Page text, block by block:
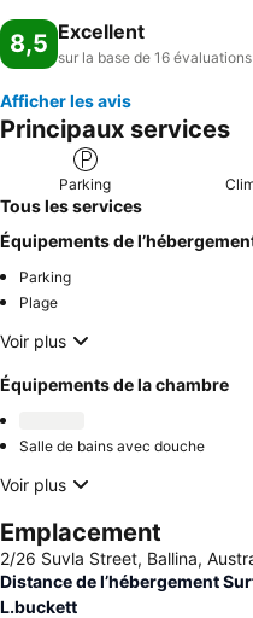
8,5 Excellent
sur la base de 16
Afficher les avis
Principaux services
Parking
Tous les services
Équipements de
Parking
Plage
Voir plus
Équipements de la chambre
Salle de bains avec douche
Voir plus
Emplacement
2/26 Suvla Street, Ballina,
Distance de l’hébergement
L.buckett